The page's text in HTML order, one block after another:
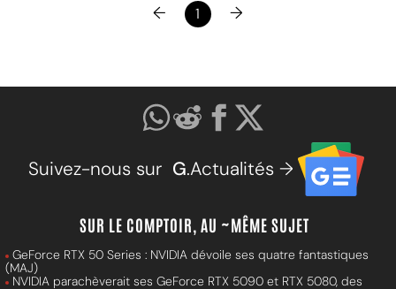
← 1 →
Suivez-nous sur G.Actualités →
SUR LE COMPTOIR, AU ~MÊME SUJET
GeForce RTX 50 Series : NVIDIA dévoile ses quatre fantastiques
(MAJ)
NVIDIA parachèverait ses GeForce RTX 5090 et RTX 5080, des